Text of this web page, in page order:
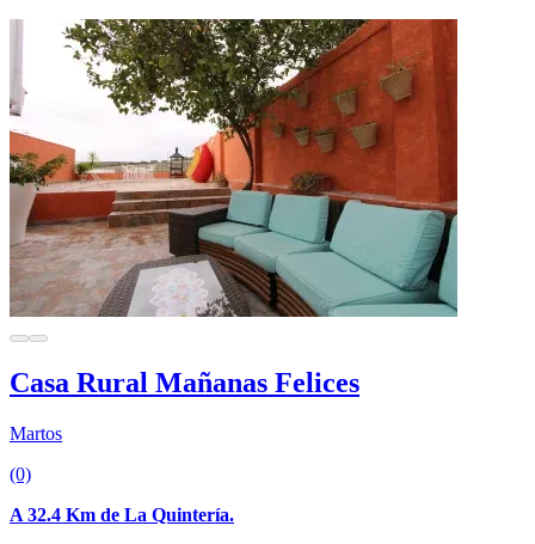
Casa Rural Mañanas Felices
Martos
(0)
A 32.4 Km de La Quintería.